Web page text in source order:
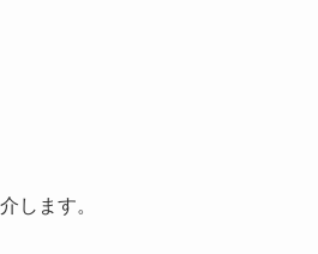
します。